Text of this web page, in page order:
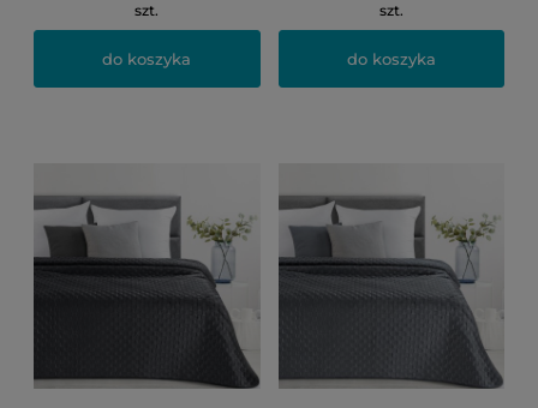
szt.
do koszyka
szt.
do koszyka